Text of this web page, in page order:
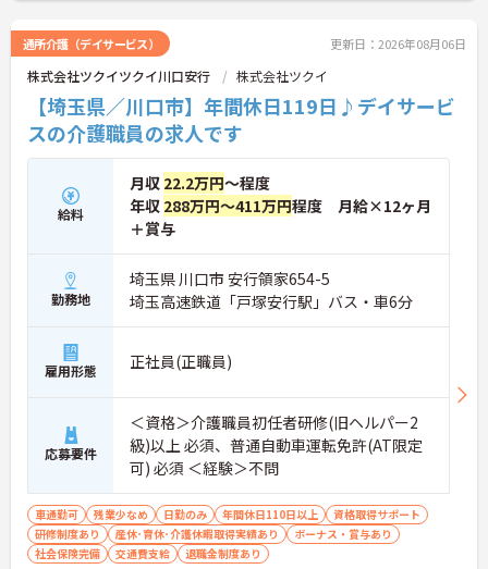
通所介護（デイサービス） 更新日：2026年08月06日
株式会社ツクイツクイ川口安行 株式会社ツクイ
【埼玉県／川口市】年間休日119日♪デイサービ
スの介護職員の求人です
給料
月収 22.2万円～程度
年収 288万円～411万円程度 月給×12ヶ月
＋賞与
勤務地
埼玉県 川口市 安行領家654-5
埼玉高速鉄道「戸塚安行駅」バス・車6分
雇用形態 正社員(正職員)
応募要件
＜資格＞介護職員初任者研修(旧ヘルパー2
級)以上 必須、普通自動車運転免許(AT限定
可) 必須 ＜経験＞不問
車通勤可 残業少なめ 日勤のみ 年間休日110日以上
資格取得サポート
研修制度あり
産休･育休･介護休暇取得実績あり
ボーナス・賞与あり
社会保険完備
交通費支給 退職金制度あり